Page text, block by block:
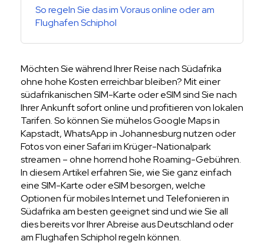
So regeln Sie das im Voraus online oder am
Flughafen Schiphol
Möchten Sie während Ihrer Reise nach Südafrika
ohne hohe Kosten erreichbar bleiben? Mit einer
südafrikanischen SIM-Karte oder eSIM sind Sie nach
Ihrer Ankunft sofort online und profitieren von lokalen
Tarifen. So können Sie mühelos Google Maps in
Kapstadt, WhatsApp in Johannesburg nutzen oder
Fotos von einer Safari im Krüger-Nationalpark
streamen – ohne horrend hohe Roaming-Gebühren.
In diesem Artikel erfahren Sie, wie Sie ganz einfach
eine SIM-Karte oder eSIM besorgen, welche
Optionen für mobiles Internet und Telefonieren in
Südafrika am besten geeignet sind und wie Sie all
dies bereits vor Ihrer Abreise aus Deutschland oder
am Flughafen Schiphol regeln können.